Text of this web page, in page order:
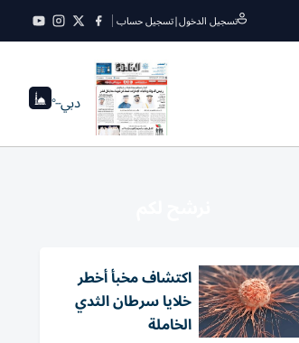
تسجيل الدخول|تسجيل حساب
دبي--°
اكتشاف مخبأ أخطر
خلايا سرطان الثدي
الخاملة